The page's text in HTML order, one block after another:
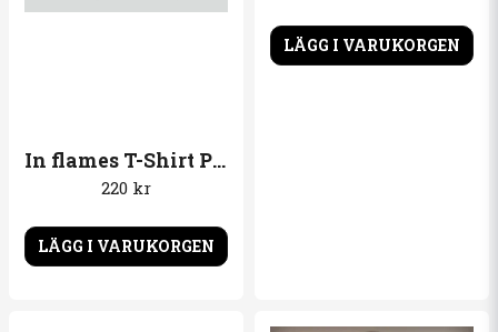
In flames T-Shirt Probably the best band in the world
220 kr
LÄGG I VARUKORGEN
LÄGG I VARUKORGEN